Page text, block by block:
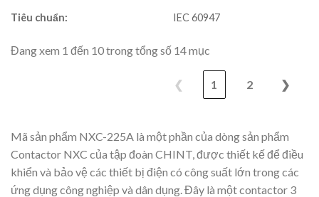
Tiêu chuẩn:
IEC 60947
Đang xem 1 đến 10 trong tổng số 14 mục
❮ 1 2 ❯
Mã sản phẩm NXC-225A là một phần của dòng sản phẩm
Contactor NXC của tập đoàn CHINT, được thiết kế để điều
khiển và bảo vệ các thiết bị điện có công suất lớn trong các
ứng dụng công nghiệp và dân dụng. Đây là một contactor 3